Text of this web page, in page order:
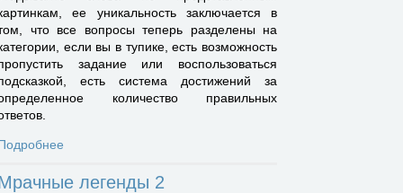
ее уникальность заключается в
что все вопросы теперь разделены на
если вы в тупике, есть возможность
задание или воспользоваться
есть система достижений за
количество правильных
легенды 2